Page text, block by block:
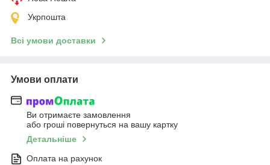
Укрпошта
Всі умови доставки
Умови оплати
Ви отримаєте замовлення
або гроші повернуться на вашу картку
Детальніше
Оплата на рахунок